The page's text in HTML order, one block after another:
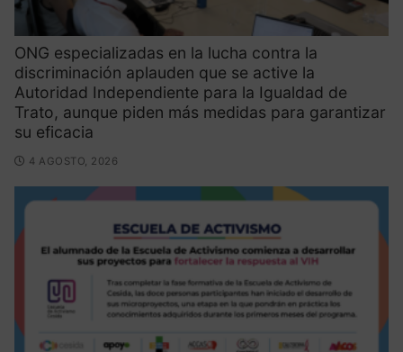
ONG especializadas en la lucha contra la
discriminación aplauden que se active la
Autoridad Independiente para la Igualdad de
Trato, aunque piden más medidas para garantizar
su eficacia
4 AGOSTO, 2026